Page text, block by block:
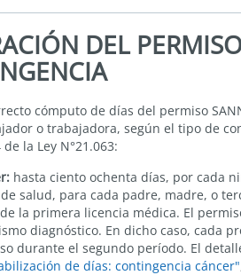
DEL
cómputo de días del permiso
o trabajadora, según el tipo de
la Ley N°21.063:
hasta ciento ochenta días, por cada
salud, para cada padre, madre, o
la primera licencia médica. El
diagnóstico. En dicho caso, cada
durante el segundo período. El
de días: contingencia cáncer"